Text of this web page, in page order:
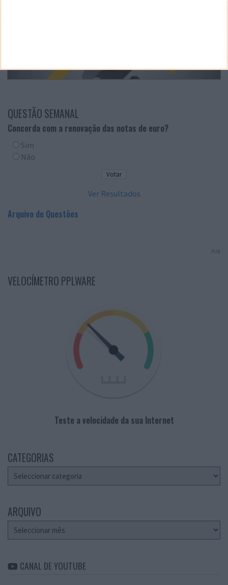
QUESTÃO SEMANAL
Concorda com a renovação das notas de euro?
Sim
Não
Ver Resultados
Arquivo de Questões
PUB
VELOCÍMETRO PPLWARE
Teste a velocidade da sua Internet
CATEGORIAS
Categorias
ARQUIVO
Arquivo
CANAL DE YOUTUBE